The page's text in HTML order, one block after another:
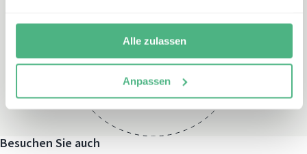
Alle zulassen
Anpassen
Montag – Freitag:
und nach individueller
Terminvereinbarung
Besuchen Sie auch